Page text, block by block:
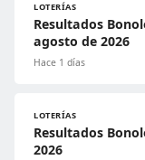
LOTERÍAS
Resultados
agosto de 2026
Hace 1 días
LOTERÍAS
Resultados
2026